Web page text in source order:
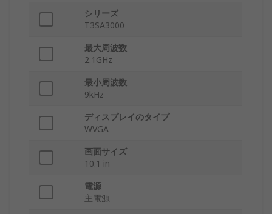
シリーズ
T3SA3000
最大周波数
2.1GHz
最小周波数
9kHz
ディスプレイのタイプ
WVGA
画面サイズ
10.1 in
電源
主電源